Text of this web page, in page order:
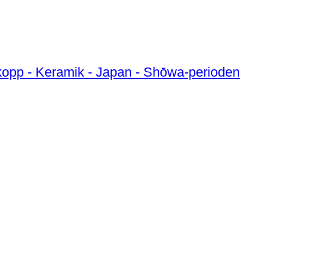
- Keramik - Japan - Shōwa-perioden